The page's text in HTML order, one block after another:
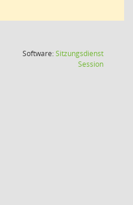
Software:Sitzungsdienst
Session(Wird in